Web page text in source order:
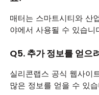
매터는 스마트시티와 산
야에서 사용될 수 있습니
Q5. 추가 정보를 얻으
실리콘랩스 공식 웹사이
많은 정보를 얻을 수 있